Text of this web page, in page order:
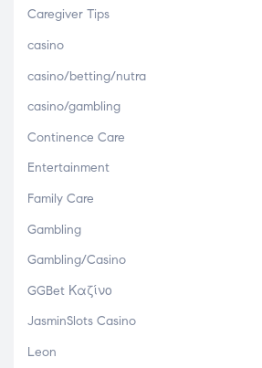
Caregiver Tips
casino
casino/betting/nutra
casino/gambling
Continence Care
Entertainment
Family Care
Gambling
Gambling/Casino
GGBet Καζίνο
JasminSlots Casino
Leon